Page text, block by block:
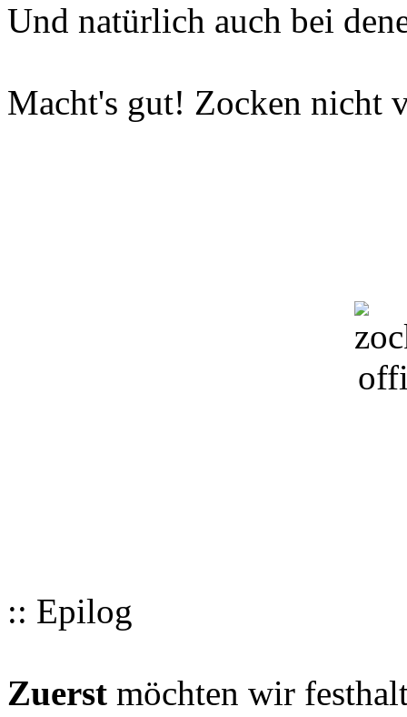
Und natürlich auch bei
Macht's gut! Zocken nicht
:: Epilog
Zuerst möchten wir